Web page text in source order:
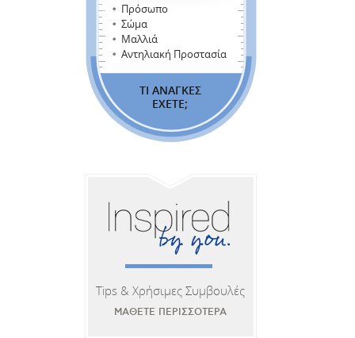
Πρόσωπο
Σώμα
Μαλλιά
Αντηλιακή Προστασία
ΤΙ ΑΝΑΓΚΕΣ
ΕΧΕΤΕ;
Tips & Χρήσιμες Συμβουλές
ΜΑΘΕΤΕ ΠΕΡΙΣΣΟΤΕΡΑ